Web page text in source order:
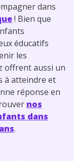
dans
! Bien que
éducatifs
les
offrent aussi un
à atteindre et
réponse en
nos
dans
.